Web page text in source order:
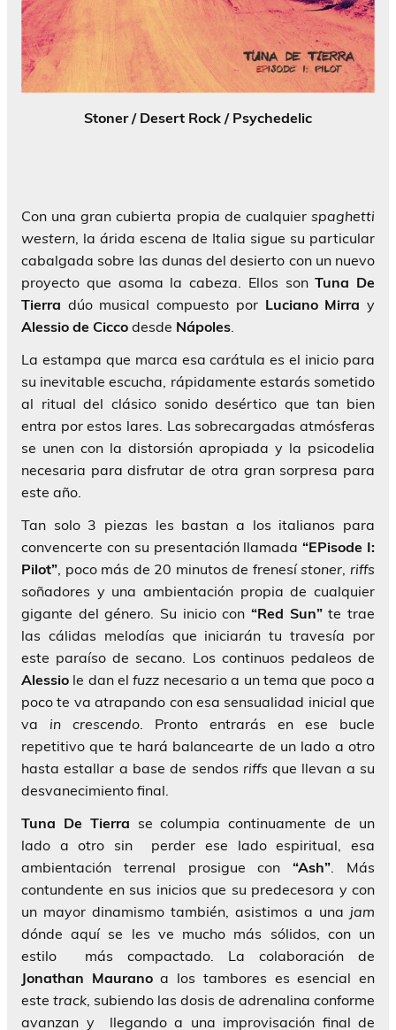
Stoner / Desert Rock / Psychedelic
Con una gran cubierta propia de cualquier spaghetti
western, la árida escena de Italia sigue su particular
cabalgada sobre las dunas del desierto con un nuevo
proyecto que asoma la cabeza. Ellos sonTuna De
Tierra dúo musical compuesto por Luciano Mirra y
Alessio de Cicco desde Nápoles.
La estampa que marca esa carátula es el inicio para
su inevitable escucha, rápidamente estarás sometido
al ritual del clásico sonido desértico que tan bien
entra por estos lares. Las sobrecargadas atmósferas
se unen con la distorsión apropiada y la psicodelia
necesaria para disfrutar de otra gran sorpresa para
este año.
Tan solo 3 piezas les bastan a los italianos para
convencerte con su presentación llamada“EPisode I:
Pilot”, poco más de 20 minutos de frenesístoner, riffs
soñadores y una ambientación propia de cualquier
gigante del género. Su inicio con “Red Sun”te trae
las cálidas melodías que iniciarán tu travesía por
este paraíso de secano. Los continuos pedaleos de
Alessio le dan elfuzz necesario a un tema que poco a
poco te va atrapando con esa sensualidad inicial que
va in crescendo. Pronto entrarás en ese bucle
repetitivo que te hará balancearte de un lado a otro
hasta estallar a base de sendos riffs que llevan a su
desvanecimiento final.
Tuna De Tierra se columpia continuamente de un
lado a otro sin perder ese lado espiritual, esa
ambientación terrenal prosigue con“Ash”. Más
contundente en sus inicios que su predecesora y con
un mayor dinamismo también, asistimos a una jam
dónde aquí se les ve mucho más sólidos, con un
estilo más compactado. La colaboración de
Jonathan Mauranoa los tambores es esencial en
este track, subiendo las dosis de adrenalina conforme
avanzan y llegando a una improvisación final de